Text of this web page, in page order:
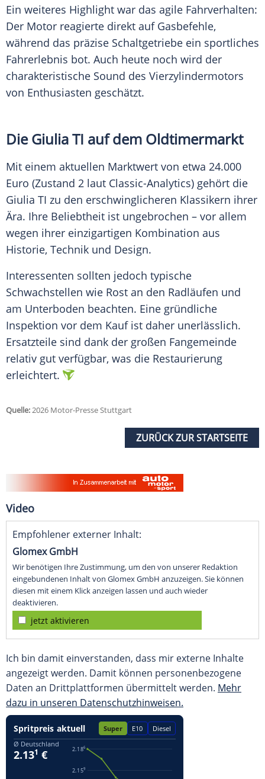
Ein weiteres Highlight war das agile Fahrverhalten:
Der Motor reagierte direkt auf Gasbefehle,
während das präzise Schaltgetriebe ein sportliches
Fahrerlebnis bot. Auch heute noch wird der
charakteristische Sound des Vierzylindermotors
von Enthusiasten geschätzt.
Die Giulia TI auf dem Oldtimermarkt
Mit einem aktuellen Marktwert von etwa 24.000
Euro (Zustand 2 laut Classic-Analytics) gehört die
Giulia TI zu den erschwinglicheren Klassikern ihrer
Ära. Ihre Beliebtheit ist ungebrochen – vor allem
wegen ihrer einzigartigen Kombination aus
Historie, Technik und Design.
Interessenten sollten jedoch typische
Schwachstellen wie Rost an den Radläufen und
am Unterboden beachten. Eine gründliche
Inspektion vor dem Kauf ist daher unerlässlich.
Ersatzteile sind dank der großen Fangemeinde
relativ gut verfügbar, was die Restaurierung
erleichtert.
Quelle:2026 Motor-Presse Stuttgart
ZURÜCK ZUR STARTSEITE
Video
Empfohlener externer Inhalt:
Glomex GmbH
Wir benötigen Ihre Zustimmung, um den von unserer Redaktion
eingebundenen Inhalt von Glomex GmbH anzuzeigen. Sie können
diesen mit einem Klick anzeigen lassen und auch wieder
deaktivieren.
jetzt aktivieren
Ich bin damit einverstanden, dass mir externe Inhalte
angezeigt werden. Damit können personenbezogene
Daten an Drittplattformen übermittelt werden. Mehr
dazu in unseren Datenschutzhinweisen.